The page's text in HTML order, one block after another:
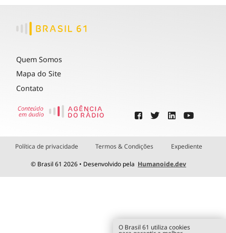
Quem Somos
Mapa do Site
Contato
Política de privacidade Termos & Condições Expediente
© Brasil 61 2026 • Desenvolvido pela Humanoide.dev
O Brasil 61 utiliza cookies